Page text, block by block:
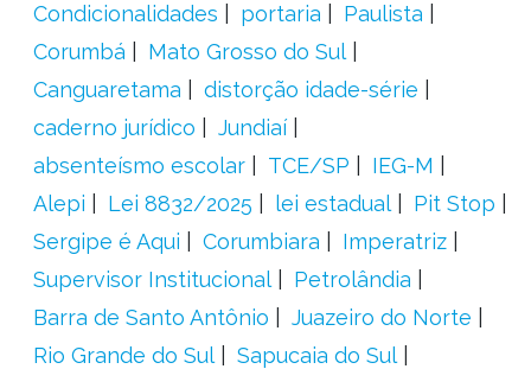
Condicionalidades
portaria
Paulista
Corumbá
Mato Grosso do Sul
Canguaretama
distorção idade-série
caderno jurídico
Jundiaí
absenteísmo escolar
TCE/SP
IEG-M
Alepi
Lei 8832/2025 lei estadual
Pit Stop
Sergipe é Aqui
Corumbiara
Imperatriz
Supervisor Institucional
Petrolândia
Barra de Santo Antônio
Juazeiro do Norte
Rio Grande do Sul
Sapucaia do Sul